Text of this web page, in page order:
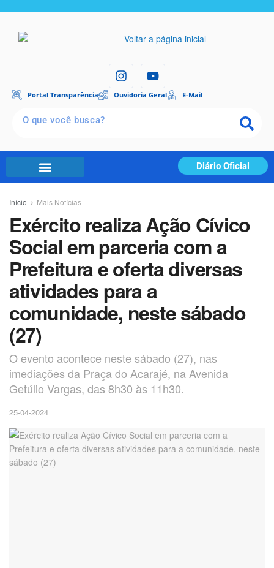
Portal Transparência Ouvidoria Geral E-Mail
Diário Oficial
Início Mais Notícias
Exército realiza Ação Cívico
Social em parceria com a
Prefeitura e oferta diversas
atividades para a
comunidade, neste sábado
(27)
O evento acontece neste sábado (27), nas
imediações da Praça do Acarajé, na Avenida
Getúlio Vargas, das 8h30 às 11h30.
25-04-2024